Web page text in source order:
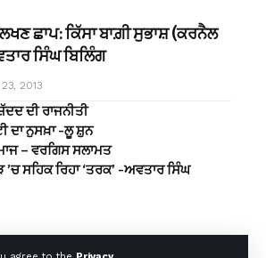
ਛਾਪ: ਕਿੱਸਾ ਬਾਗ਼ੀ ਸੁਭਾਸ਼ (ਕਰਨੈਲ
ਸਿੰਘ ਬਿਲਿੰਗ
2013
ਦੀ ਰਾਜਨੀਤੀ
ਦਾ ਨੁਸਖ਼ਾ -ਲੂ ਸ਼ੁਨ
– ਵਰਗਿਸ ਸਲਾਮਤ
ਸਹਿਕ ਰਿਹਾ ‘ਤਰਕ’ -ਅਵਤਾਰ ਸਿੰਘ